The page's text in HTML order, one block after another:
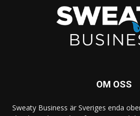
OM OSS
Sweaty Business är Sveriges enda